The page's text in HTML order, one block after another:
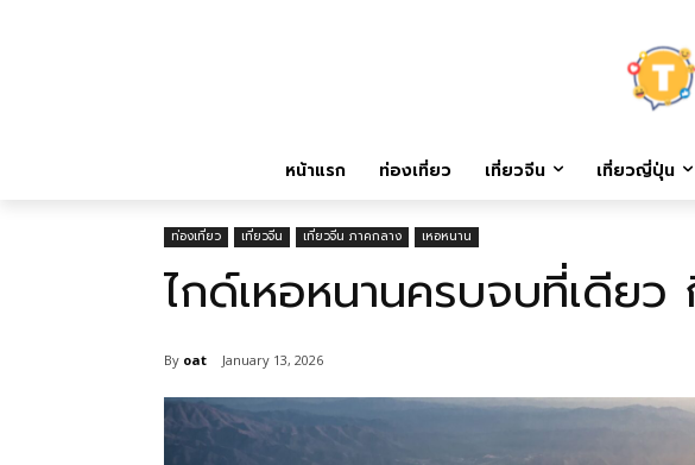
หน้าแรก ท่องเที่ยว เที่ยวจีน เที่ยวญี่ปุ่น
ท่องเที่ยว เที่ยวจีน เที่ยวจีน ภาคกลาง เหอหนาน
ไกด์เหอหนานครบจบที่เดีย
By oat January 13, 2026